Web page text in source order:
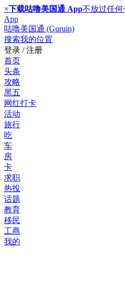
×下载咕噜美国通 App不放过任
App
咕噜美国通 (Guruin)
搜索我的位置
登录 / 注册
首页
头条
攻略
黑五
网红打卡
活动
旅行
吃
车
房
卡
求职
热投
话题
教育
移民
工商
我的